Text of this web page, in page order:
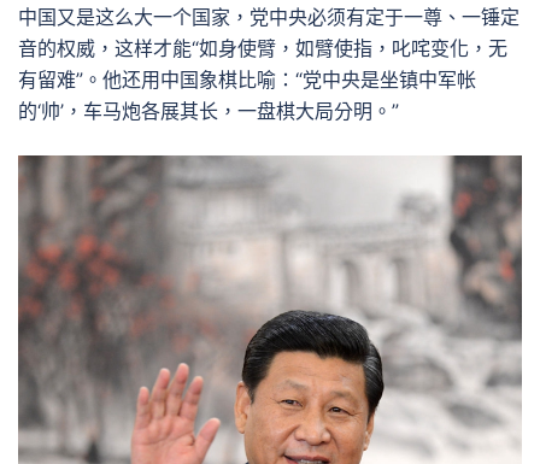
中国又是这么大一个国家，党中央必须有定于一尊、一锤定
音的权威，这样才能“如身使臂，如臂使指，叱咤变化，无
有留难”。他还用中国象棋比喻：“党中央是坐镇中军帐
的‘帅’，车马炮各展其长，一盘棋大局分明。”